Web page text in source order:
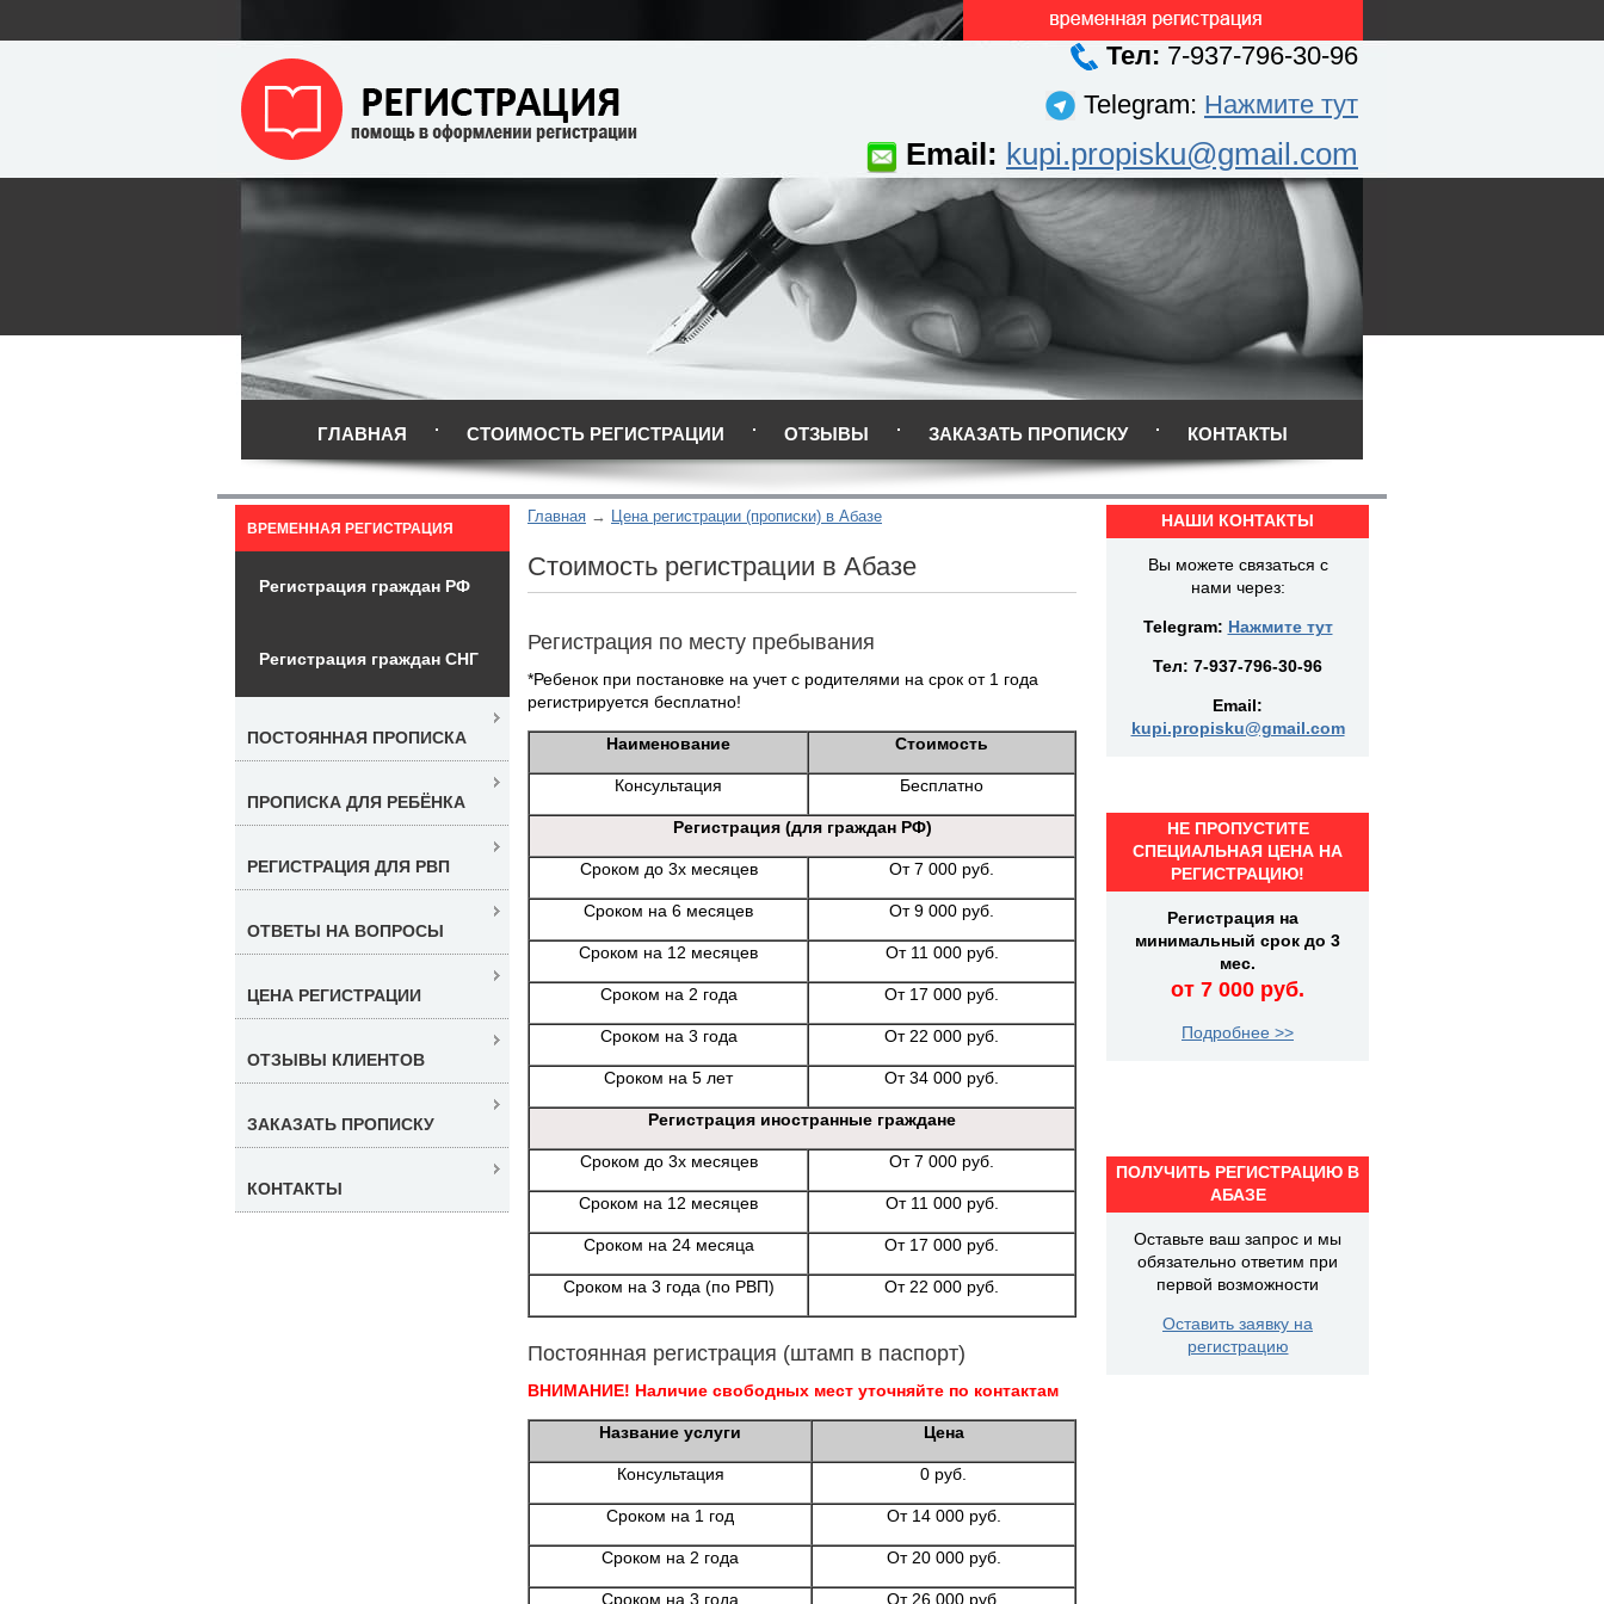
Тел: 7-937-796-30-96
Telegram: Нажмите тут
Email: kupi.propisku@gmail.com
ГЛАВНАЯ СТОИМОСТЬ РЕГИСТРАЦИИ ОТЗЫВЫ ЗАКАЗАТЬ ПРОПИСКУ КОНТАКТЫ
Главная Цена регистрации (прописки) в Абазе
Стоимость регистрации в Абазе
Регистрация по месту пребывания
*Ребенок при постановке на учет с родителями на срок от 1 года
регистрируется бесплатно!
Наименование Стоимость
Консультация Бесплатно
Регистрация (для граждан РФ)
Сроком до 3х месяцев От 7 000 руб.
Сроком на 6 месяцев От 9 000 руб.
Сроком на 12 месяцев От 11 000 руб.
Сроком на 2 года От 17 000 руб.
Сроком на 3 года От 22 000 руб.
Сроком на 5 лет От 34 000 руб.
Регистрация иностранные граждане
Сроком до 3х месяцев От 7 000 руб.
Сроком на 12 месяцев От 11 000 руб.
Сроком на 24 месяца От 17 000 руб.
Сроком на 3 года (по РВП) От 22 000 руб.
Постоянная регистрация (штамп в паспорт)
ВНИМАНИЕ! Наличие свободных мест уточняйте по контактам
Название услуги Цена
Консультация 0 руб.
Сроком на 1 год От 14 000 руб.
Сроком на 2 года От 20 000 руб.
Сроком на 3 года От 26 000 руб.
ВРЕМЕННАЯ РЕГИСТРАЦИЯ
Регистрация граждан РФ
Регистрация граждан СНГ
ПОСТОЯННАЯ ПРОПИСКА
ПРОПИСКА ДЛЯ РЕБЁНКА
РЕГИСТРАЦИЯ ДЛЯ РВП
ОТВЕТЫ НА ВОПРОСЫ
ЦЕНА РЕГИСТРАЦИИ
ОТЗЫВЫ КЛИЕНТОВ
ЗАКАЗАТЬ ПРОПИСКУ
КОНТАКТЫ
НАШИ КОНТАКТЫ
Вы можете связаться с
нами через:
Telegram: Нажмите тут
Тел: 7-937-796-30-96
Email:
kupi.propisku@gmail.com
НЕ ПРОПУСТИТЕ
СПЕЦИАЛЬНАЯ ЦЕНА НА
РЕГИСТРАЦИЮ!
Регистрация на
минимальный срок до 3
мес.
от 7 000 руб.
Подробнее >>
ПОЛУЧИТЬ РЕГИСТРАЦИЮ В
АБАЗЕ
Оставьте ваш запрос и мы
обязательно ответим при
первой возможности
Оставить заявку на
регистрацию